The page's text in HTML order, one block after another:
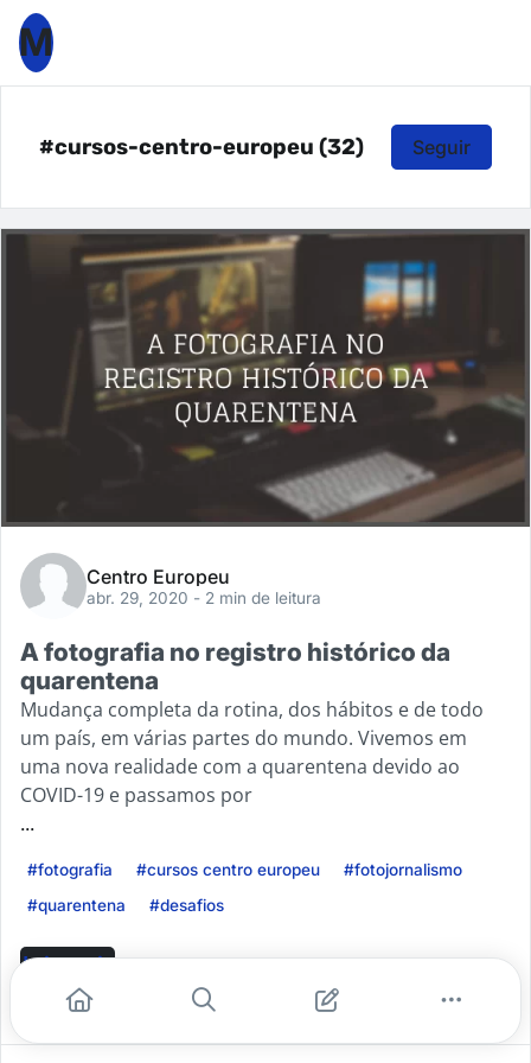
M
#cursos-centro-europeu (32) Seguir
Centro Europeu
abr. 29, 2020 - 2 min de leitura
A fotografia no registro histórico da
quarentena
Mudança completa da rotina, dos hábitos e de todo
um país, em várias partes do mundo. Vivemos em
uma nova realidade com a quarentena devido ao
COVID-19 e passamos por
...
#fotografia #cursos centro europeu
#fotojornalismo
#quarentena
#desafios
Leia mais